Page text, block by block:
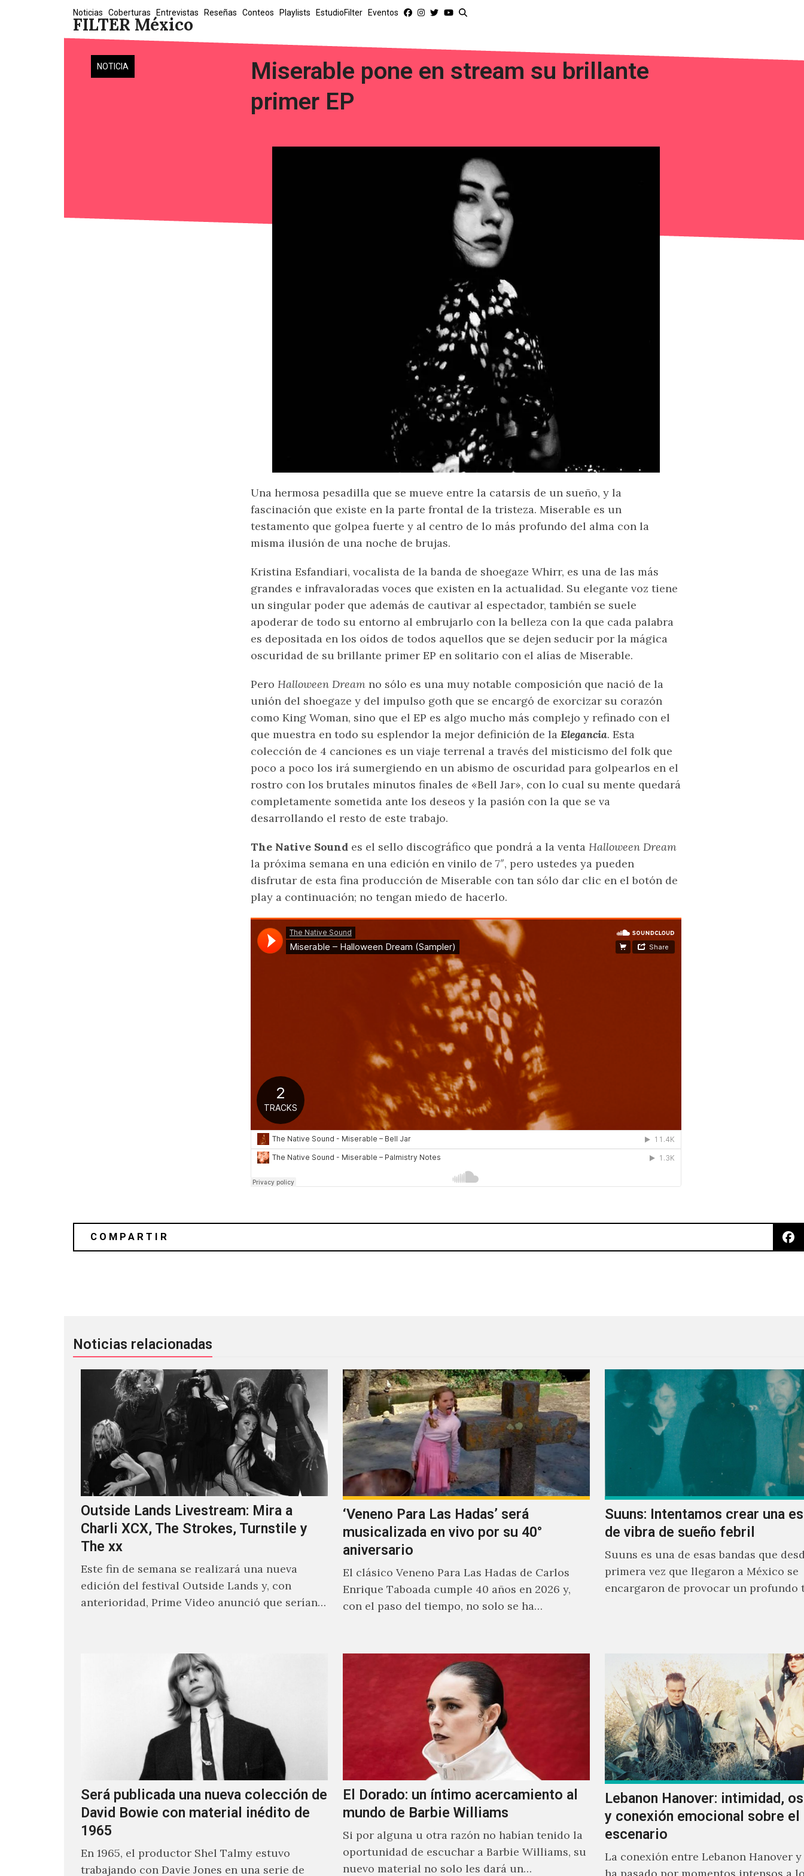
FILTER México
Noticias Coberturas Entrevistas Reseñas Conteos Playlists EstudioFilter Eventos
NOTICIA
Miserable pone en stream su brillante
primer EP
Una hermosa pesadilla que se mueve entre la catarsis de un sueño, y la
fascinación que existe en la parte frontal de la tristeza. Miserable es un
testamento que golpea fuerte y al centro de lo más profundo del alma con la
misma ilusión de una noche de brujas.
Kristina Esfandiari, vocalista de la banda de shoegaze Whirr, es una de las más
grandes e infravaloradas voces que existen en la actualidad. Su elegante voz tiene
un singular poder que además de cautivar al espectador, también se suele
apoderar de todo su entorno al embrujarlo con la belleza con la que cada palabra
es depositada en los oídos de todos aquellos que se dejen seducir por la mágica
oscuridad de su brillante primer EP en solitario con el alías de Miserable.
Pero Halloween Dream no sólo es una muy notable composición que nació de la
unión del shoegaze y del impulso goth que se encargó de exorcizar su corazón
como King Woman, sino que el EP es algo mucho más complejo y refinado con el
que muestra en todo su esplendor la mejor definición de la Elegancia. Esta
colección de 4 canciones es un viaje terrenal a través del misticismo del folk que
poco a poco los irá sumergiendo en un abismo de oscuridad para golpearlos en el
rostro con los brutales minutos finales de «Bell Jar», con lo cual su mente quedará
completamente sometida ante los deseos y la pasión con la que se va
desarrollando el resto de este trabajo.
The Native Sound es el sello discográfico que pondrá a la venta Halloween Dream
la próxima semana en una edición en vinilo de 7″, pero ustedes ya pueden
disfrutar de esta fina producción de Miserable con tan sólo dar clic en el botón de
play a continuación; no tengan miedo de hacerlo.
Noticias relacionadas
Outside Lands Livestream: Mira a
Charli XCX, The Strokes, Turnstile y
The xx
Este fin de semana se realizará una nueva
edición del festival Outside Lands y, con
anterioridad, Prime Video anunció que serían
‘Veneno Para Las Hadas’ será
musicalizada en vivo por su 40°
aniversario
El clásico Veneno Para Las Hadas de Carlos
Enrique Taboada cumple 40 años en 2026 y,
con el paso del tiempo, no solo se ha…
Suuns: Intentamos crear una
de vibra de sueño febril
Suuns es una de esas bandas que
primera vez que llegaron a México se
encargaron de provocar un profundo
Será publicada una nueva colección de
David Bowie con material inédito de
1965
En 1965, el productor Shel Talmy estuvo
trabajando con Davie Jones en una serie de
El Dorado: un íntimo acercamiento al
mundo de Barbie Williams
Si por alguna u otra razón no habían tenido la
oportunidad de escuchar a Barbie Williams, su
nuevo material no solo les dará un
Lebanon Hanover: intimidad,
y conexión emocional sobre el
escenario
La conexión entre Lebanon Hanover
ha pasado por momentos intensos a